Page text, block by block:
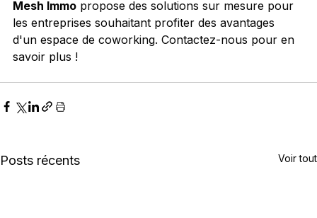
Mesh Immo propose des solutions sur mesure pour
les entreprises souhaitant profiter des avantages
d'un espace de coworking. Contactez-nous pour en
savoir plus !
Posts récents Voir tout